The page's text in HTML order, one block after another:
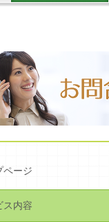
ページ
ス内容